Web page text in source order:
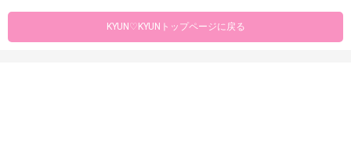
KYUN♡KYUNトップページに戻る